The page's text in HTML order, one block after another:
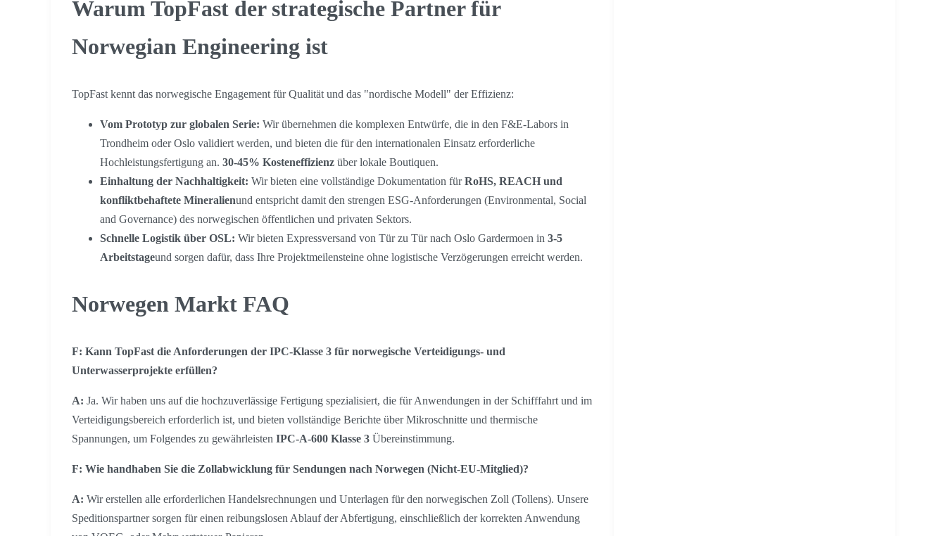
Warum TopFast der strategische Partner für
Norwegian Engineering ist
TopFast kennt das norwegische Engagement für Qualität und das "nordische Modell" der Effizienz:
Vom Prototyp zur globalen Serie: Wir übernehmen die komplexen Entwürfe, die in den F&E-Labors in
Trondheim oder Oslo validiert werden, und bieten die für den internationalen Einsatz erforderliche
Hochleistungsfertigung an. 30-45% Kosteneffizienz über lokale Boutiquen.
Einhaltung der Nachhaltigkeit: Wir bieten eine vollständige Dokumentation fürRoHS, REACH und
konfliktbehaftete Mineralienund entspricht damit den strengen ESG-Anforderungen (Environmental, Social
and Governance) des norwegischen öffentlichen und privaten Sektors.
Schnelle Logistik über OSL: Wir bieten Expressversand von Tür zu Tür nach Oslo Gardermoen in 3-5
Arbeitstageund sorgen dafür, dass Ihre Projektmeilensteine ohne logistische Verzögerungen erreicht werden.
Norwegen Markt FAQ
F: Kann TopFast die Anforderungen der IPC-Klasse 3 für norwegische Verteidigungs- und
Unterwasserprojekte erfüllen?
A: Ja. Wir haben uns auf die hochzuverlässige Fertigung spezialisiert, die für Anwendungen in der Schifffahrt und im
Verteidigungsbereich erforderlich ist, und bieten vollständige Berichte über Mikroschnitte und thermische
Spannungen, um Folgendes zu gewährleisten IPC-A-600 Klasse 3 Übereinstimmung.
F: Wie handhaben Sie die Zollabwicklung für Sendungen nach Norwegen (Nicht-EU-Mitglied)?
A: Wir erstellen alle erforderlichen Handelsrechnungen und Unterlagen für den norwegischen Zoll (Tollens). Unsere
Speditionspartner sorgen für einen reibungslosen Ablauf der Abfertigung, einschließlich der korrekten Anwendung